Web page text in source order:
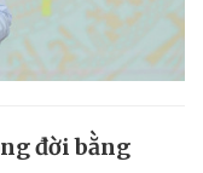
đời bằng